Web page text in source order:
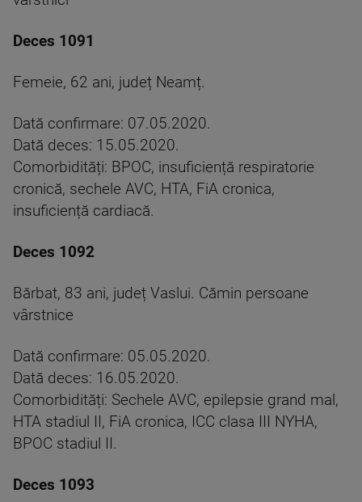
Deces 1091
Femeie, 62 ani, județ Neamț.
Dată confirmare: 07.05.2020.
Dată deces: 15.05.2020.
Comorbidități: BPOC, insuficiență respiratorie
cronică, sechele AVC, HTA, FiA cronica,
insuficiență cardiacă.
Deces 1092
Bărbat, 83 ani, județ Vaslui. Cămin persoane
vârstnice
Dată confirmare: 05.05.2020.
Dată deces: 16.05.2020.
Comorbidități: Sechele AVC, epilepsie grand mal,
HTA stadiul II, FiA cronica, ICC clasa III NYHA,
BPOC stadiul II.
Deces 1093